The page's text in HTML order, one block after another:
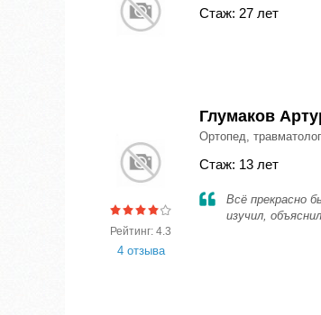
Стаж: 27 лет
Рейтинг: 4.3
4 отзыва
Глумаков
Ортопед, травматолог
Стаж: 13 лет
Всё прекрасно
изучил,